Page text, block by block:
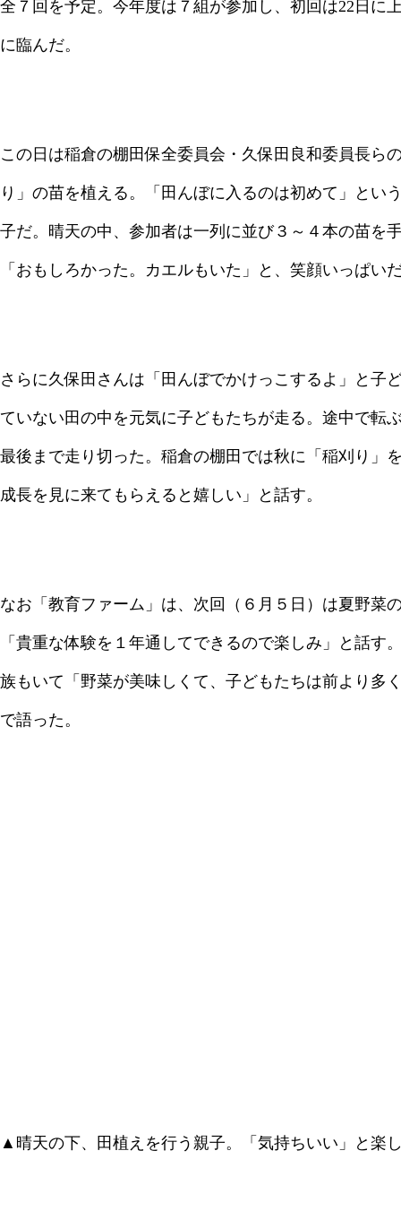
全７回を予定。今年度は７組が参加し、初回は22日に
に臨んだ。
この日は稲倉の棚田保全委員会・久保田良和委員長ら
り」の苗を植える。「田んぼに入るのは初めて」とい
子だ。晴天の中、参加者は一列に並び３～４本の苗を
「おもしろかった。カエルもいた」と、笑顔いっぱい
さらに久保田さんは「田んぼでかけっこするよ」と子
ていない田の中を元気に子どもたちが走る。途中で転
最後まで走り切った。稲倉の棚田では秋に「稲刈り」
成長を見に来てもらえると嬉しい」と話す。
なお「教育ファーム」は、次回（６月５日）は夏野菜
「貴重な体験を１年通してできるので楽しみ」と話す
族もいて「野菜が美味しくて、子どもたちは前より多
で語った。
▲晴天の下、田植えを行う親子。「気持ちいい」と楽